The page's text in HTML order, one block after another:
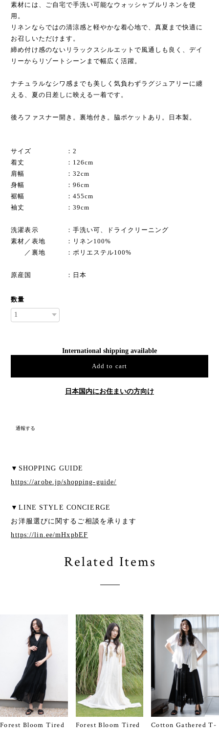
素材には、ご自宅で手洗い可能なウォッシャブルリネンを使
用。
リネンならではの清涼感と軽やかな着心地で、真夏まで快適に
お召しいただけます。
締め付け感のないリラックスシルエットで風通しも良く、デイ
リーからリゾートシーンまで幅広く活躍。
ナチュラルなシワ感までも美しく気負わずラグジュアリーに纏
える、夏の日差しに映える一着です。
後ろファスナー開き。裏地付き。脇ポケットあり。日本製。
サイズ ：2
着丈 ：126cm
肩幅 ：32cm
身幅 ：96cm
裾幅 ：455cm
袖丈 ：39cm
洗濯表示 ：手洗い可、ドライクリーニング
素材／表地 ：リネン100%
／裏地 ：ポリエステル100%
原産国 ：日本
数量
International shipping available
Add to cart
日本国内にお住まいの方向け
通報する
▼SHOPPING GUIDE
https://arobe.jp/shopping-guide/
▼LINE STYLE CONCIERGE
お洋服選びに関するご相談を承ります
https://lin.ee/mHxpbEF
Related Items
Forest Bloom Tired
Forest Bloom Tired
Cotton Gathered T-